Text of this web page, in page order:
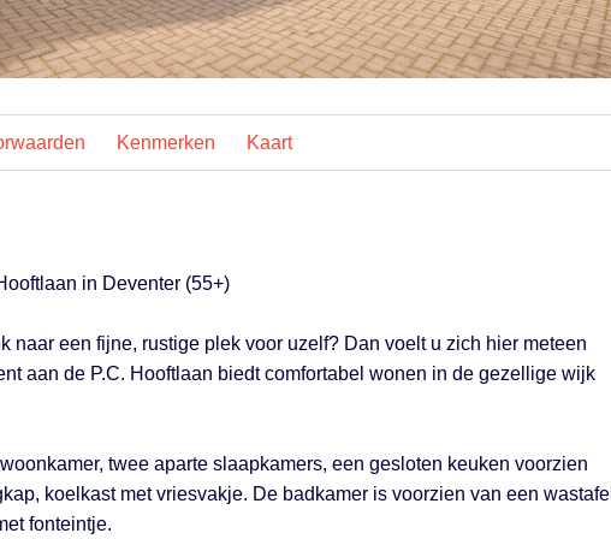
Kenmerken Kaart
in Deventer (55+)
naar een fijne, rustige plek voor uzelf? Dan voelt u zich hier meteen
aan de P.C. Hooftlaan biedt comfortabel wonen in de gezellige wijk
twee aparte slaapkamers, een gesloten keuken voorzien
koelkast met vriesvakje. De badkamer is voorzien van een wastafel
fonteintje.